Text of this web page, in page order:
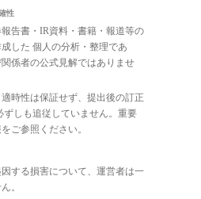
性
告書・IR資料・書籍・報道等の
した 個人の分析・整理であ
係者の公式見解ではありませ
時性は保証せず、提出後の訂正
ずしも追従していません。重要
ご参照ください。
する損害について、運営者は一
。